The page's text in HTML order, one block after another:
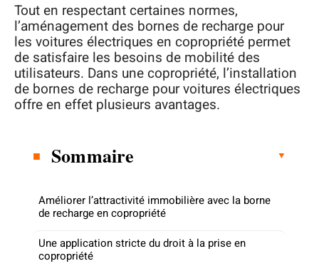
Tout en respectant certaines normes,
l’aménagement des bornes de recharge pour
les voitures électriques en copropriété permet
de satisfaire les besoins de mobilité des
utilisateurs. Dans une copropriété, l’installation
de bornes de recharge pour voitures électriques
offre en effet plusieurs avantages.
Sommaire
Améliorer l’attractivité immobilière avec la borne
de recharge en copropriété
Une application stricte du droit à la prise en
copropriété